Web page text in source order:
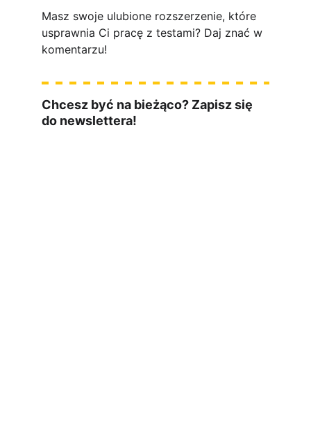
Masz swoje ulubione rozszerzenie, które
usprawnia Ci pracę z testami? Daj znać w
komentarzu!
Chcesz być na bieżąco? Zapisz się
do newslettera!